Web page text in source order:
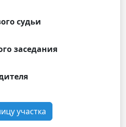
судьи
заседания
участка